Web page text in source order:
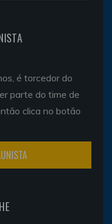
é torcedor do
parte do time de
clica no botão